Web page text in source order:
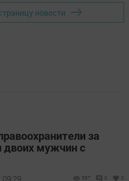
новости
за
двоих мужчин с
587 0 0